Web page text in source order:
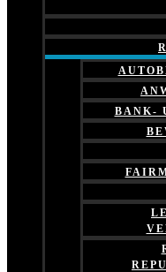
BANK-